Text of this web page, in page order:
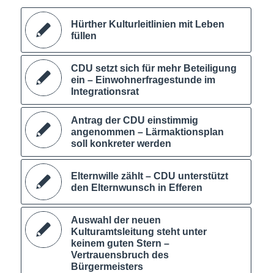
Hürther Kulturleitlinien mit Leben
füllen
CDU setzt sich für mehr Beteiligung
ein – Einwohnerfragestunde im
Integrationsrat
Antrag der CDU einstimmig
angenommen – Lärmaktionsplan
soll konkreter werden
Elternwille zählt – CDU unterstützt
den Elternwunsch in Efferen
Auswahl der neuen
Kulturamtsleitung steht unter
keinem guten Stern –
Vertrauensbruch des
Bürgermeisters